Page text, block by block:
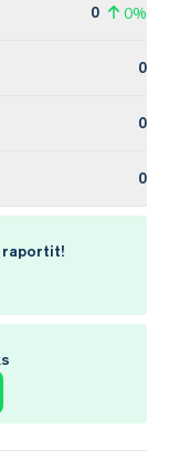
0 0%
0
0
0